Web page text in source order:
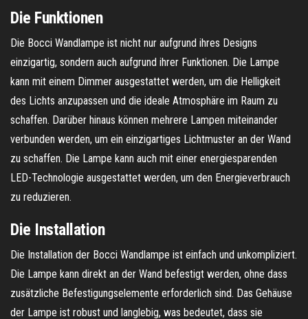
Die Funktionen
Die Bocci Wandlampe ist nicht nur aufgrund ihres Designs
einzigartig, sondern auch aufgrund ihrer Funktionen. Die Lampe
kann mit einem Dimmer ausgestattet werden, um die Helligkeit
des Lichts anzupassen und die ideale Atmosphäre im Raum zu
schaffen. Darüber hinaus können mehrere Lampen miteinander
verbunden werden, um ein einzigartiges Lichtmuster an der Wand
zu schaffen. Die Lampe kann auch mit einer energiesparenden
LED-Technologie ausgestattet werden, um den Energieverbrauch
zu reduzieren.
Die Installation
Die Installation der Bocci Wandlampe ist einfach und unkompliziert.
Die Lampe kann direkt an der Wand befestigt werden, ohne dass
zusätzliche Befestigungselemente erforderlich sind. Das Gehäuse
der Lampe ist robust und langlebig, was bedeutet, dass sie